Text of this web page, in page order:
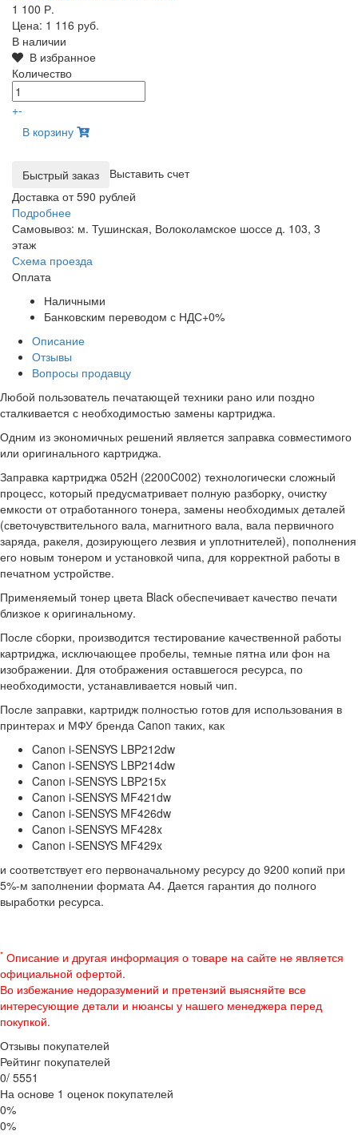
1 100 Р.
Цена: 1 116 руб.
В наличии
В избранное
Количество
+-
В корзину
Выставить счет
Доставка от 590 рублей
Подробнее
Самовывоз: м. Тушинская, Волоколамское шоссе д. 103, 3
этаж
Схема проезда
Оплата
Наличными
Банковским переводом с НДС+0%
Описание
Отзывы
Вопросы продавцу
Любой пользователь печатающей техники рано или поздно
сталкивается с необходимостью замены картриджа.
Одним из экономичных решений является заправка совместимого
или оригинального картриджа.
Заправка картриджа 052H (2200C002) технологически сложный
процесс, который предусматривает полную разборку, очистку
емкости от отработанного тонера, замены необходимых деталей
(светочувствительного вала, магнитного вала, вала первичного
заряда, ракеля, дозирующего лезвия и уплотнителей), пополнения
его новым тонером и установкой чипа, для корректной работы в
печатном устройстве.
Применяемый тонер цвета Black обеспечивает качество печати
близкое к оригинальному.
После сборки, производится тестирование качественной работы
картриджа, исключающее пробелы, темные пятна или фон на
изображении. Для отображения оставшегося ресурса, по
необходимости, устанавливается новый чип.
После заправки, картридж полностью готов для использования в
принтерах и МФУ бренда Canon таких, как
Canon i-SENSYS LBP212dw
Canon i-SENSYS LBP214dw
Canon i-SENSYS LBP215x
Canon i-SENSYS MF421dw
Canon i-SENSYS MF426dw
Canon i-SENSYS MF428x
Canon i-SENSYS MF429x
и соответствует его первоначальному ресурсу до 9200 копий при
5%-м заполнении формата А4. Дается гарантия до полного
выработки ресурса.
* Описание и другая информация о товаре на сайте не является
официальной офертой.
Во избежание недоразумений и претензий выясняйте все
интересующие детали и нюансы у нашего менеджера перед
покупкой.
Отзывы покупателей
Рейтинг покупателей
0/ 5551
На основе 1 оценок покупателей
0%
0%